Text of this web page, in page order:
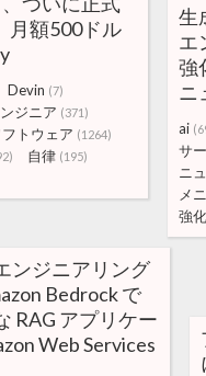
月額500ドル
Devin (7)
ジニア (371)
フトウェア (1264)
自律 (195)
生
エ
強
ニ
ai
サ
ニ
メ
強化
ンジニアリング
Bedrock で
RAG アプリケー
Web Services